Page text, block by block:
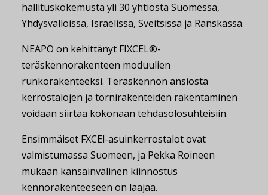
hallituskokemusta yli 30 yhtiöstä Suomessa,
Yhdysvalloissa, Israelissa, Sveitsissä ja Ranskassa.
NEAPO on kehittänyt FIXCEL®-
teräskennorakenteen moduulien
runkorakenteeksi. Teräskennon ansiosta
kerrostalojen ja tornirakenteiden rakentaminen
voidaan siirtää kokonaan tehdasolosuhteisiin.
Ensimmäiset FXCEl-asuinkerrostalot ovat
valmistumassa Suomeen, ja Pekka Roineen
mukaan kansainvälinen kiinnostus
kennorakenteeseen on laajaa.